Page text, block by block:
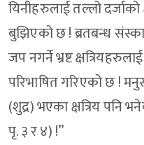
यिनीहरुलाई तल्लो दर्जाको
बुझिएको छ ! ब्रतबन्ध
जप नगर्ने भ्रष्ट
परिभाषित गरिएको छ !
(शुद्र) भएका क्षत्रिय पनि
पृ. ३ र ४) !”